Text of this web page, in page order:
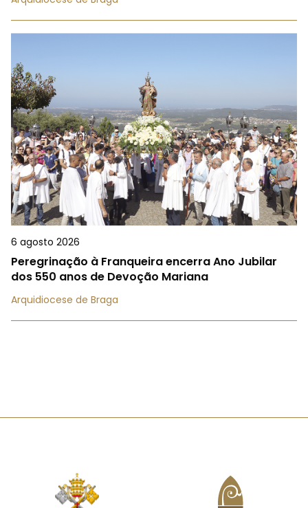
6 agosto 2026
Peregrinação à Franqueira encerra Ano Jubilar
dos 550 anos de Devoção Mariana
Arquidiocese de Braga